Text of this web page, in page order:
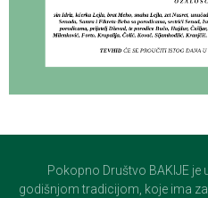
Pokopno Društvo BAKIJE je
godišnjom tradicijom, koje ima